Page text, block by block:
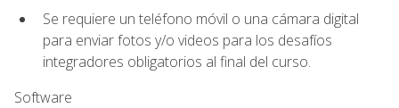
Se requiere un teléfono móvil o una cámara digital
para enviar fotos y/o videos para los desafíos
integradores obligatorios al final del curso.
Software